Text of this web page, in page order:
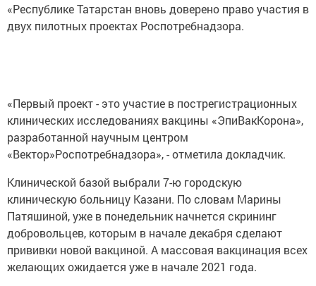
«Республике Татарстан вновь доверено право участия в
двух пилотных проектах Роспотребнадзора.
«Первый проект - это участие в пострегистрационных
клинических исследованиях вакцины «ЭпиВакКорона»,
разработанной научным центром
«Вектор»Роспотребнадзора», - отметила докладчик.
Клинической базой выбрали 7-ю городскую
клиническую больницу Казани. По словам Марины
Патяшиной, уже в понедельник начнется скрининг
добровольцев, которым в начале декабря сделают
прививки новой вакциной. А массовая вакцинация всех
желающих ожидается уже в начале 2021 года.